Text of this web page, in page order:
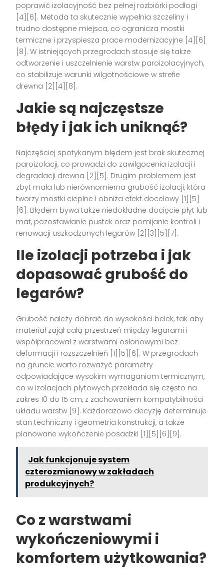
poprawić izolacyjność bez pełnej rozbiórki podłogi
[4][6]. Metoda ta skutecznie wypełnia szczeliny i
trudno dostępne miejsca, co ogranicza mostki
termiczne i przyspiesza prace modernizacyjne [4][6]
[8]. W istniejących przegrodach stosuje się także
odtworzenie i uszczelnienie warstw paroizolacyjnych,
co stabilizuje warunki wilgotnościowe w strefie
drewna [2][4][8].
Jakie są najczęstsze
błędy i jak ich uniknąć?
Najczęściej spotykanym błędem jest brak skutecznej
paroizolacji, co prowadzi do zawilgocenia izolacji i
degradacji drewna [2][5]. Drugim problemem jest
zbyt mała lub nierównomierna grubość izolacji, która
tworzy mostki cieplne i obniża efekt docelowy [1][5]
[6]. Błędem bywa także niedokładne docięcie płyt lub
mat, pozostawianie pustek oraz pomijanie kontroli i
renowacji uszkodzonych legarów [2][3][5][7].
Ile izolacji potrzeba i jak
dopasować grubość do
legarów?
Grubość należy dobrać do wysokości belek, tak aby
materiał zajął całą przestrzeń między legarami i
współpracował z warstwami osłonowymi bez
deformacji i rozszczelnień [1][5][6]. W przegrodach
na gruncie warto rozważyć parametry
odpowiadające wysokim wymaganiom termicznym,
co w izolacjach płytowych przekłada się często na
zakres 10 do 15 cm, z zachowaniem kompatybilności
układu warstw [9]. Każdorazowo decyzję determinuje
stan techniczny i geometria konstrukcji, a także
planowane wykończenie posadzki [1][5][6][9].
Jak funkcjonuje system
czterozmianowy w zakładach
produkcyjnych?
Co z warstwami
wykończeniowymi i
komfortem użytkowania?